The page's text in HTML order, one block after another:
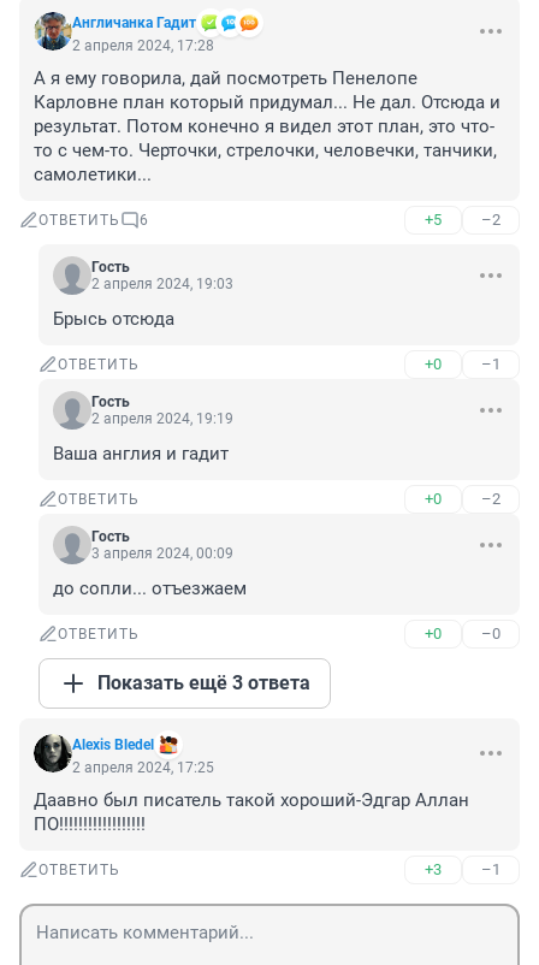
Aнгличанка Гадит
2 апреля 2024, 17:28
А я ему говорила, дай посмотреть Пенелопе
Карловне план который придумал... Не дал. Отсюда и
результат. Потом конечно я видел этот план, это что-
то с чем-то. Черточки, стрелочки, человечки, танчики,
самолетики...
ОТВЕТИТЬ 6 +5 –2
Гость
2 апреля 2024, 19:03
Брысь отсюда
ОТВЕТИТЬ +0 –1
Гость
2 апреля 2024, 19:19
Ваша англия и гадит
ОТВЕТИТЬ +0 –2
Гость
3 апреля 2024, 00:09
до сопли... отъезжаем
ОТВЕТИТЬ +0 –0
Показать ещё 3 ответа
Alexis Bledel
2 апреля 2024, 17:25
Даавно был писатель такой хороший-Эдгар Аллан
ПО!!!!!!!!!!!!!!!!!!
ОТВЕТИТЬ +3 –1